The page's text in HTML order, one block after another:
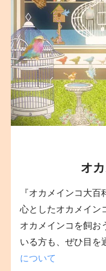
オ
『オカメインコ大
心としたオカメイン
オカメインコを飼お
いる方も、ぜひ目
について